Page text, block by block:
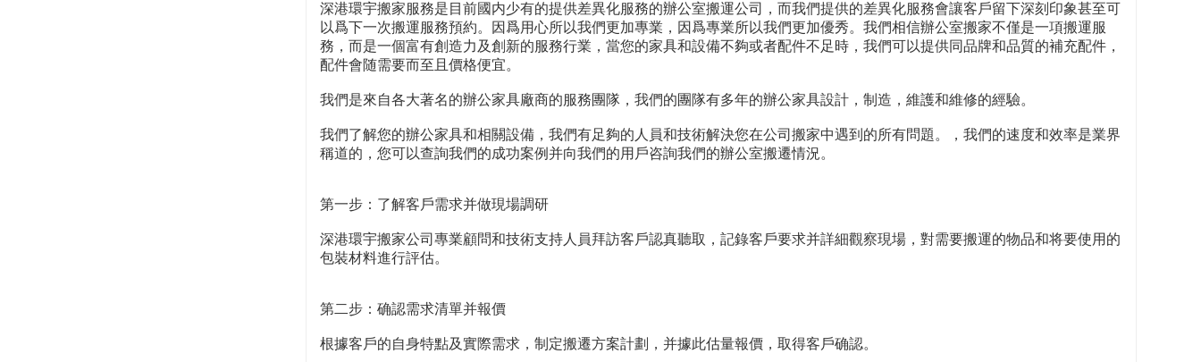
深港環宇搬家服務是目前國内少有的提供差異化服務的辦公室搬運公司，而我們提供的差異化服務會讓客戶留下深刻印象甚至可
以爲下一次搬運服務預約。因爲用心所以我們更加專業，因爲專業所以我們更加優秀。我們相信辦公室搬家不僅是一項搬運服
務，而是一個富有創造力及創新的服務行業，當您的家具和設備不夠或者配件不足時，我們可以提供同品牌和品質的補充配件，
配件會随需要而至且價格便宜。
我們是來自各大著名的辦公家具廠商的服務團隊，我們的團隊有多年的辦公家具設計，制造，維護和維修的經驗。
我們了解您的辦公家具和相關設備，我們有足夠的人員和技術解決您在公司搬家中遇到的所有問題。，我們的速度和效率是業界
稱道的，您可以查詢我們的成功案例并向我們的用戶咨詢我們的辦公室搬遷情況。
第一步：了解客戶需求并做現場調研
深港環宇搬家公司專業顧問和技術支持人員拜訪客戶認真聽取，記錄客戶要求并詳細觀察現場，對需要搬運的物品和将要使用的
包裝材料進行評估。
第二步：确認需求清單并報價
根據客戶的自身特點及實際需求，制定搬遷方案計劃，并據此估量報價，取得客戶确認。